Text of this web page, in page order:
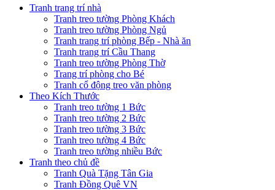
Tranh trang trí nhà
Tranh treo tường Phòng Khách
Tranh treo tường Phòng Ngủ
Tranh trang trí phòng Bếp - Nhà ăn
Tranh trang trí Cầu Thang
Tranh treo tường Phòng Thờ
Trang trí phòng cho Bé
Tranh cổ động treo văn phòng
Theo Kích Thước
Tranh treo tường 1 Bức
Tranh treo tường 2 Bức
Tranh treo tường 3 Bức
Tranh treo tường 4 Bức
Tranh treo tường nhiều Bức
Tranh theo chủ đề
Tranh Quà Tặng Tân Gia
Tranh Đồng Quê VN